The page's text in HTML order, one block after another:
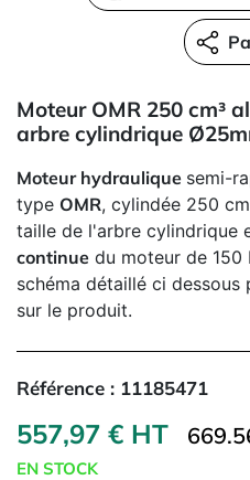
Moteur OMR 250 cm³
arbre cylindrique
Moteur hydraulique semi-
type OMR, cylindée 250
taille de l'arbre cylindrique
continue du moteur de 150
schéma détaillé ci
sur le produit.
Référence : 11185471
557,97 € HT
EN STOCK